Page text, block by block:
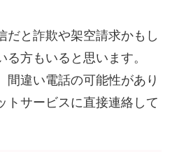
だと詐欺や架空請求かもし
方もいると思います。
間違い電話の可能性があり
トサービスに直接連絡して